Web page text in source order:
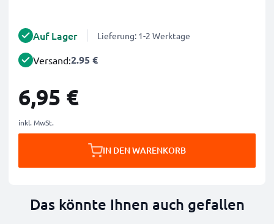
Auf Lager Lieferung: 1-2 Werktage
Versand:2.95 €
6,95 €
inkl. MwSt.
IN DEN WARENKORB
Das könnte Ihnen auch gefallen